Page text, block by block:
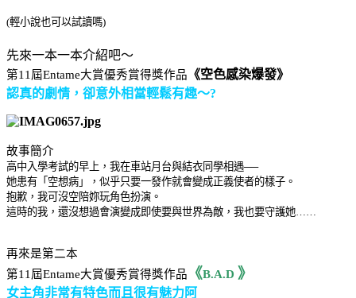
(輕小說也可以試讀嗎)
先來一本一本介紹吧～
第11屆Entame大賞優秀賞得獎作品 《空色感染爆發》
認真的劇情，卻意外相當輕鬆有趣～?
故事簡介
高中入學考試的早上，我在車站月台與結衣同學相遇──
她患有「空想病」，似乎只要一發作就會變成正義使者的樣子。
抱歉，我可沒空陪妳玩角色扮演。
這時的我，還沒想過會演變成即使要與世界為敵，我也要守護她……
再來是第二本
第11屆Entame大賞優秀賞得獎作品
《B.A.D 》
女主角非常有特色而且很有魅力阿